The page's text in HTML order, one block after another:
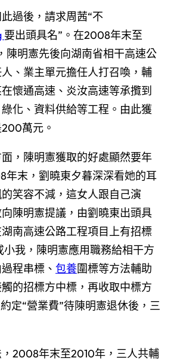
過後，請求周茜“不
要出頭具名”。在2008年末至
陳明憲先後向湖南省相干高速公
、業主單元擔任人打召喚，輔
懷通高速、炎汝高速等承攬到
化、資料供給等工程。由此獲
萬元。
，陳明憲獲取的好處顯然要年
年末，劉曉東夕暮深深看她的耳
笑容不減，這女人跟自己演
陳明憲提議，由劉曉東出頭具
南高速公路工程項目上有招標
小我，陳明憲應用職務給相干方
程串標、 包養圍標等方法輔助
的招標方中標，再收取中標方
定“營業費”待陳明憲退休後，三
2008年末至2010年，三人共輔